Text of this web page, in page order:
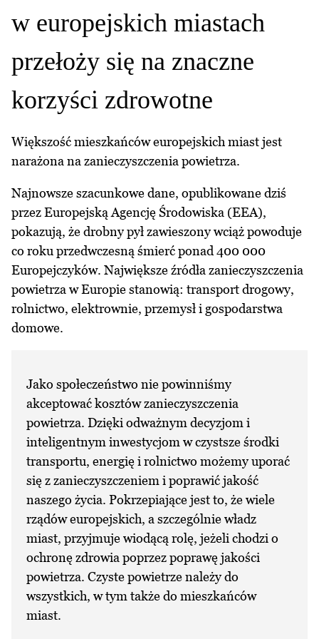
w europejskich miastach
przełoży się na znaczne
korzyści zdrowotne
Większość mieszkańców europejskich miast jest
narażona na zanieczyszczenia powietrza.
Najnowsze szacunkowe dane, opublikowane dziś
przez Europejską Agencję Środowiska (EEA),
pokazują, że drobny pył zawieszony wciąż powoduje
co roku przedwczesną śmierć ponad 400 000
Europejczyków. Największe źródła zanieczyszczenia
powietrza w Europie stanowią: transport drogowy,
rolnictwo, elektrownie, przemysł i gospodarstwa
domowe.
Jako społeczeństwo nie powinniśmy
akceptować kosztów zanieczyszczenia
powietrza. Dzięki odważnym decyzjom i
inteligentnym inwestycjom w czystsze środki
transportu, energię i rolnictwo możemy uporać
się z zanieczyszczeniem i poprawić jakość
naszego życia. Pokrzepiające jest to, że wiele
rządów europejskich, a szczególnie władz
miast, przyjmuje wiodącą rolę, jeżeli chodzi o
ochronę zdrowia poprzez poprawę jakości
powietrza. Czyste powietrze należy do
wszystkich, w tym także do mieszkańców
miast.